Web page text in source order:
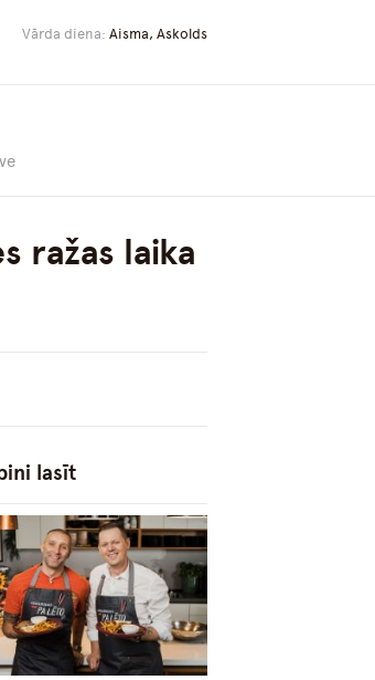
Vārda diena: Aisma, Askolds
ražas laika
lasīt